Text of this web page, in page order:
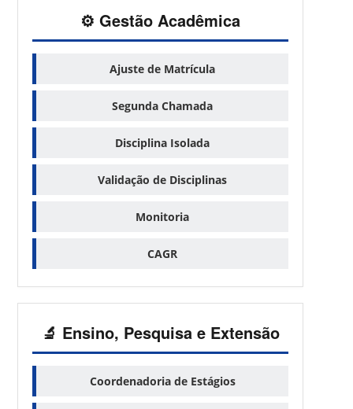
⚙️ Gestão Acadêmica
Ajuste de Matrícula
Segunda Chamada
Disciplina Isolada
Validação de Disciplinas
Monitoria
CAGR
🔬 Ensino, Pesquisa e Extensão
Coordenadoria de Estágios